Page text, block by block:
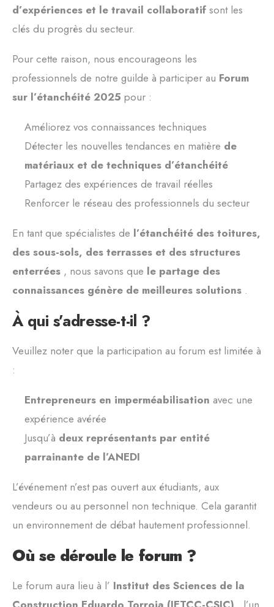
d’expériences et le travail collaboratif sont les
clés du progrès du secteur.
Pour cette raison, nous encourageons les
professionnels de notre guilde à participer au Forum
sur l’étanchéité 2025 pour :
Améliorez vos connaissances techniques
Détecter les nouvelles tendances en matière de
matériaux et de techniques d’étanchéité
Partagez des expériences de travail réelles
Renforcer le réseau des professionnels du secteur
En tant que spécialistes de l’étanchéité des toitures,
des sous-sols, des terrasses et des structures
enterrées , nous savons que le partage des
connaissances génère de meilleures solutions .
À qui s’adresse-t-il ?
Veuillez noter que la participation au forum est limitée à
:
Entrepreneurs en imperméabilisation avec une
expérience avérée
Jusqu’à deux représentants par entité
parrainante de l’ANEDI
L’événement n’est pas ouvert aux étudiants, aux
vendeurs ou au personnel non technique. Cela garantit
un environnement de débat hautement professionnel.
Où se déroule le forum ?
Le forum aura lieu à l’ Institut des Sciences de la